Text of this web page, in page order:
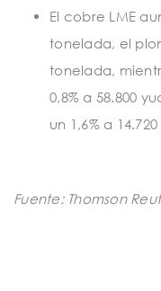
El cobre LME
tonelada, el
tonelada,
0,8% a 58.800
un 1,6% a
Fuente: Thomson